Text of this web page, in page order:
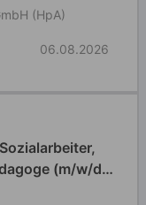
(HpA)
06.08.2026
(m/w/d)